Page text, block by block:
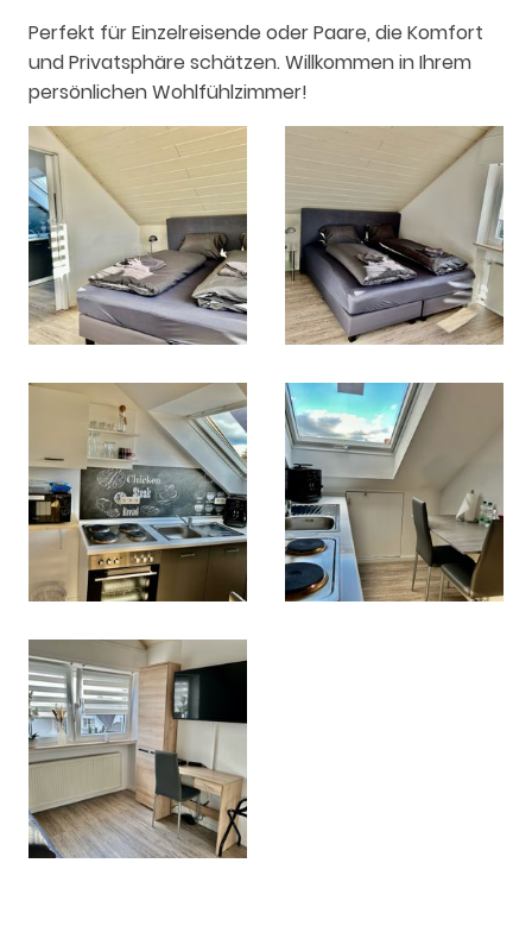
Perfekt für Einzelreisende oder Paare, die Komfort
und Privatsphäre schätzen. Willkommen in Ihrem
persönlichen Wohlfühlzimmer!